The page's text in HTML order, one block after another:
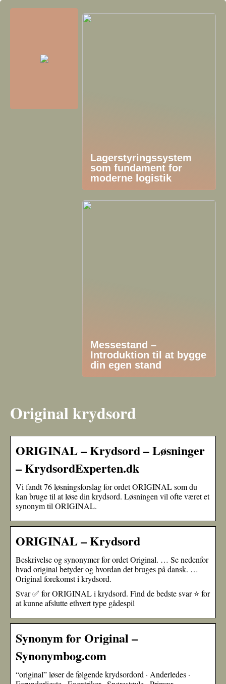
Lagerstyringssystem
som fundament for
moderne logistik
Messestand –
Introduktion til at bygge
din egen stand
Original krydsord
ORIGINAL – Krydsord – Løsninger
– KrydsordExperten.dk
Vi fandt 76 løsningsforslag for ordet ORIGINAL som du
kan bruge til at løse din krydsord. Løsningen vil ofte været et
synonym til ORIGINAL.
ORIGINAL – Krydsord
Beskrivelse og synonymer for ordet Original. … Se nedenfor
hvad original betyder og hvordan det bruges på dansk. …
Original forekomst i krydsord.
Svar ✅ for ORIGINAL i krydsord. Find de bedste svar ⭐ for
at kunne afslutte ethvert type gådespil
Synonym for Original –
Synonymbog.com
“original” løser de følgende krydsordord · Anderledes ·